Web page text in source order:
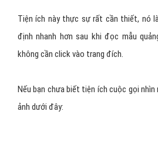
Tiện ích này thực sự rất cần thiết, nó
định nhanh hơn sau khi đọc mẫu
không cần click vào trang đích.
Nếu bạn chưa biết tiện ích cuộc gọi nhìn
ảnh dưới đây: